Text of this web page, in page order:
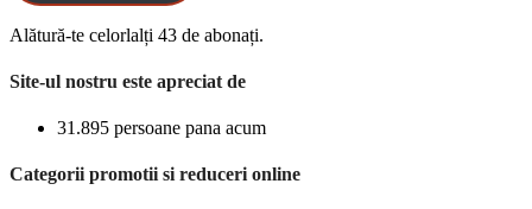
Alătură-te celorlalți 43 de abonați.
Site-ul nostru este apreciat de
31.895 persoane pana acum
Categorii promotii si reduceri online